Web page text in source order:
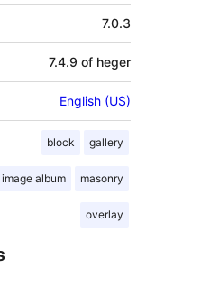
7.0.3
7.4.9 of heger
English (US)
block gallery
image album masonry
overlay